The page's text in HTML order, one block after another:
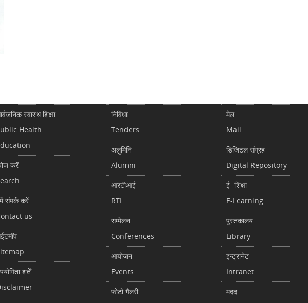
स्वास्थ शिक्षा
Health
करें
संपर्क करें
us
शर्तें
निविधा
Tenders
अलुमिनि
Alumni
आरटीआई
RTI
सम्मेलन
Conferences
आयोजन
Events
फोटो गैलरी
मेल
Mail
डिजिटल संग्रह
Digital Repository
ई- शिक्षा
E-Learning
पुस्तकालय
Library
इन्ट्रानेट
Intranet
मदद